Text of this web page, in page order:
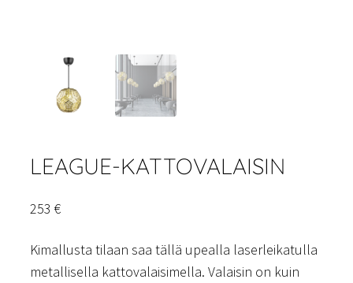
LEAGUE-KATTOVALAISIN
253 €
Kimallusta tilaan saa tällä upealla laserleikatulla
metallisella kattovalaisimella. Valaisin on kuin